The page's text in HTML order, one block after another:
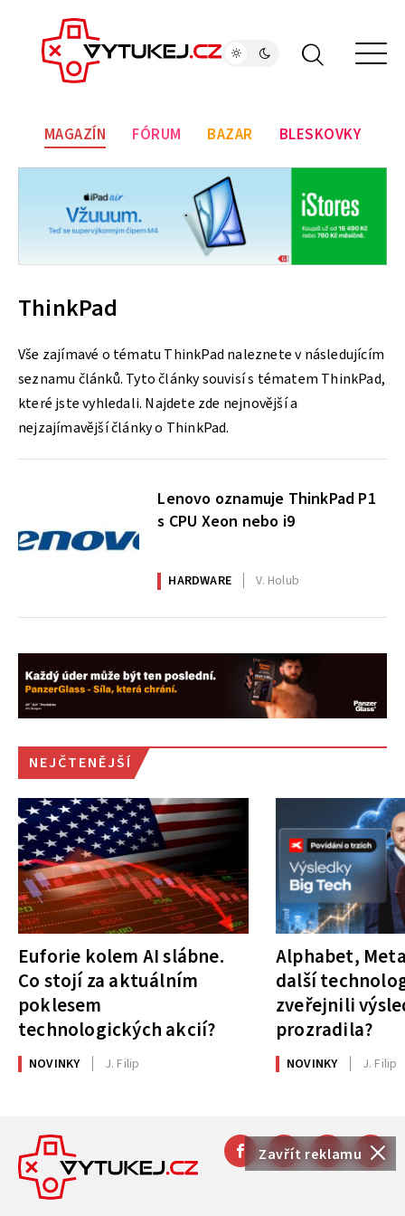
Zavřít reklamu
MAGAZÍN FÓRUM BAZAR BLESKOVKY
ThinkPad
Vše zajímavé o tématu ThinkPad naleznete v následujícím
seznamu článků. Tyto články souvisí s tématem ThinkPad,
které jste vyhledali. Najdete zde nejnovější a
nejzajímavější články o ThinkPad.
Lenovo oznamuje ThinkPad P1
s CPU Xeon nebo i9
HARDWARE V. Holub
NEJČTENĚJŠÍ
Euforie kolem AI slábne.
Co stojí za aktuálním
poklesem
technologických akcií?
NOVINKY J. Filip
Alphabet,
další
zveřejnili
prozradila?
NOVINKY J. Filip